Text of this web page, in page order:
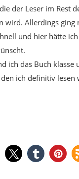
der Leser im Rest
wird. Allerdings ging
und hier hätte
ich das Buch klasse
ich definitiv lesen